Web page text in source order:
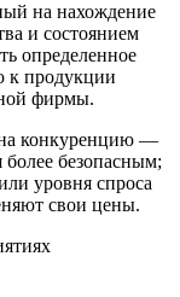
на нахождение
и состоянием
определенное
к продукции
фирмы.
конкуренцию —
более безопасным;
уровня спроса
свои цены.